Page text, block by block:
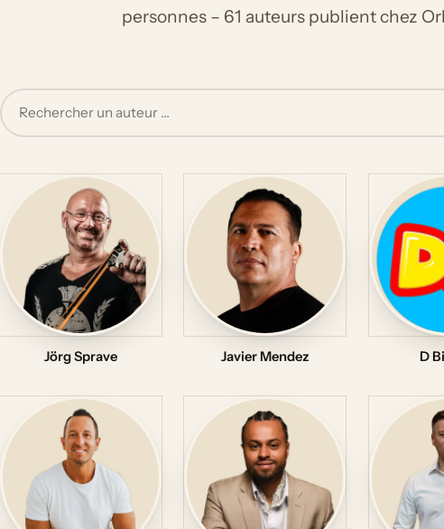
personnes – 61 auteurs publient chez
Jörg Sprave Javier Mendez D